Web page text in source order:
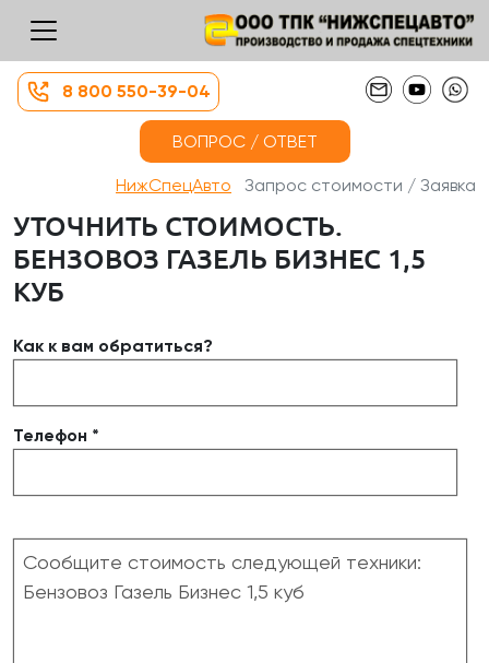
8 800 550-39-04
ВОПРОС / ОТВЕТ
НижСпецАвто Запрос стоимости / Заявка
УТОЧНИТЬ СТОИМОСТЬ.
БЕНЗОВОЗ ГАЗЕЛЬ БИЗНЕС 1,5
КУБ
Как к вам обратиться?
Телефон *